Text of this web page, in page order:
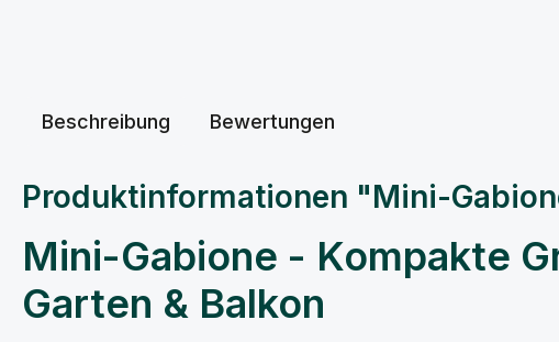
Beschreibung Bewertungen
Produktinformationen "Mini-
Mini-Gabione - Kompakte
Garten & Balkon